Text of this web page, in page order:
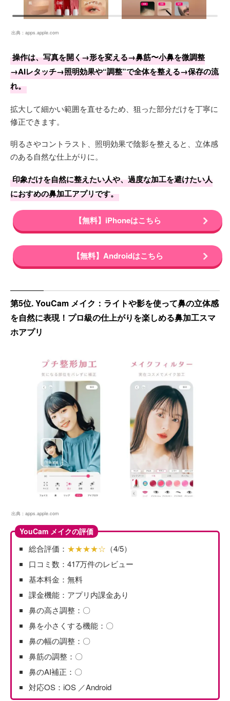
出典： apps.apple.com
操作は、写真を開く→形を変える→鼻筋〜小鼻を微調整
→AIレタッチ→照明効果や“調整”で全体を整える→保存の流
れ。
拡大して細かい範囲を直せるため、狙った部分だけを丁寧に
修正できます。
明るさやコントラスト、照明効果で陰影を整えると、立体感
のある自然な仕上がりに。
印象だけを自然に整えたい人や、過度な加工を避けたい人
におすめの鼻加工アプリです。
【無料】iPhoneはこちら
【無料】Androidはこちら
第5位. YouCam メイク：ライトや影を使って鼻の立体感
を自然に表現！プロ級の仕上がりを楽しめる鼻加工スマ
ホアプリ
出典： apps.apple.com
YouCam メイクの評価
総合評価： ★★★★☆ （4/5）
口コミ数：417万件のレビュー
基本料金：無料
課金機能：アプリ内課金あり
鼻の高さ調整：〇
鼻を小さくする機能：〇
鼻の幅の調整：〇
鼻筋の調整：〇
鼻のAI補正：〇
対応OS：iOS ／Android